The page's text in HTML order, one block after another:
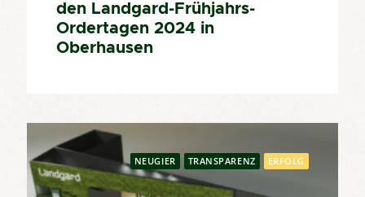
den Landgard-Frühjahrs-
Ordertagen 2024 in
Oberhausen
NEUGIER TRANSPARENZ ERFOLG